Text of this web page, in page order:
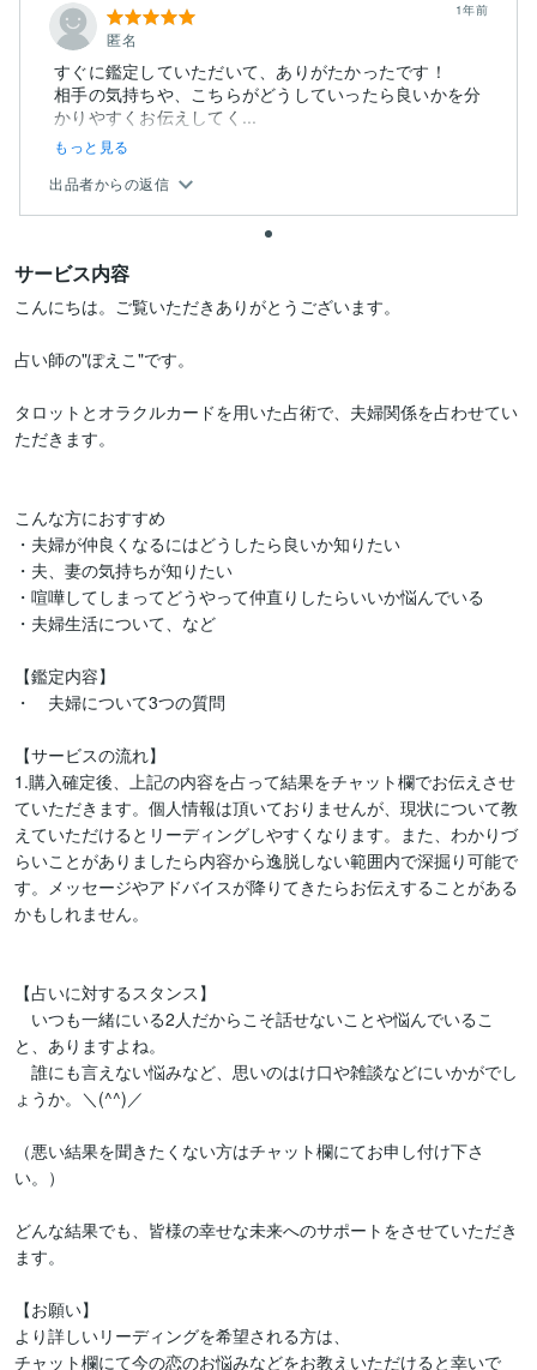
匿名
1年前
すぐに鑑定していただいて、ありがたかったです！
相手の気持ちや、こちらがどうしていったら良いかを分
かりやすくお伝えしてく...
もっと見る
出品者からの返信
サービス内容
こんにちは。ご覧いただきありがとうございます。
占い師の"ぽえこ"です。
タロットとオラクルカードを用いた占術で、夫婦関係を占わせてい
ただきます。
こんな方におすすめ
・夫婦が仲良くなるにはどうしたら良いか知りたい
・夫、妻の気持ちが知りたい
・喧嘩してしまってどうやって仲直りしたらいいか悩んでいる
・夫婦生活について、など
【鑑定内容】
・　夫婦について3つの質問
【サービスの流れ】
1.購入確定後、上記の内容を占って結果をチャット欄でお伝えさせ
ていただきます。個人情報は頂いておりませんが、現状について教
えていただけるとリーディングしやすくなります。また、わかりづ
らいことがありましたら内容から逸脱しない範囲内で深掘り可能で
す。メッセージやアドバイスが降りてきたらお伝えすることがある
かもしれません。
【占いに対するスタンス】
いつも一緒にいる2人だからこそ話せないことや悩んでいるこ
と、ありますよね。
誰にも言えない悩みなど、思いのはけ口や雑談などにいかがでし
ょうか。＼(^^)／
（悪い結果を聞きたくない方はチャット欄にてお申し付け下さ
い。）
どんな結果でも、皆様の幸せな未来へのサポートをさせていただき
ます。
【お願い】
より詳しいリーディングを希望される方は、
チャット欄にて今の恋のお悩みなどをお教えいただけると幸いで